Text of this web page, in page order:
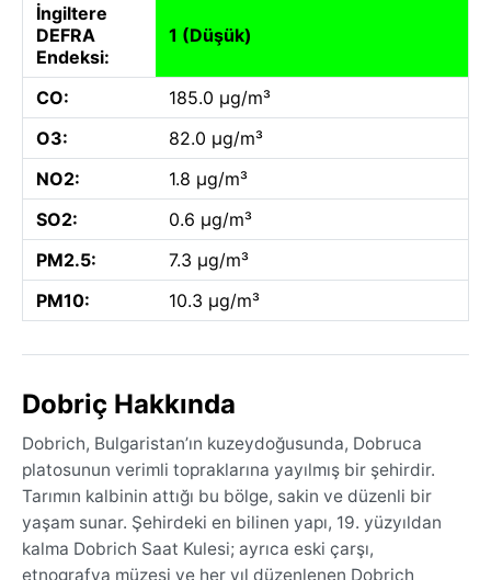
İngiltere
DEFRA
Endeksi:
1 (Düşük)
CO:
185.0 µg/m³
O3:
82.0 µg/m³
NO2:
1.8 µg/m³
SO2:
0.6 µg/m³
PM2.5:
7.3 µg/m³
PM10:
10.3 µg/m³
Dobriç Hakkında
Dobrich, Bulgaristan’ın kuzeydoğusunda, Dobruca
platosunun verimli topraklarına yayılmış bir şehirdir.
Tarımın kalbinin attığı bu bölge, sakin ve düzenli bir
yaşam sunar. Şehirdeki en bilinen yapı, 19. yüzyıldan
kalma Dobrich Saat Kulesi; ayrıca eski çarşı,
etnografya müzesi ve her yıl düzenlenen Dobrich